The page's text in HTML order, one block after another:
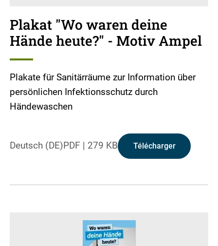
Plakat "Wo waren deine
Hände heute?" - Motiv Ampel
Plakate für Sanitärräume zur Information über
persönlichen Infektionsschutz durch
Händewaschen
Deutsch (DE)PDF | 279 KB Télécharger